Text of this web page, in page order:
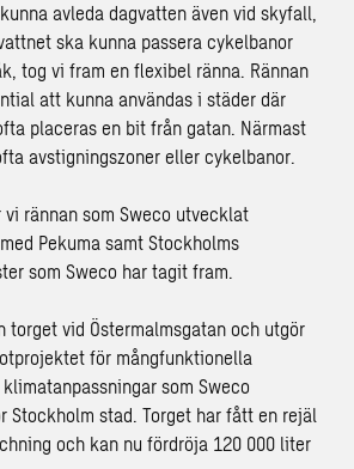
avleda dagvatten även vid skyfall,
ska kunna passera cykelbanor
tog vi fram en flexibel ränna. Rännan
att kunna användas i städer där
placeras en bit från gatan. Närmast
avstigningszoner eller cykelbanor.
vi rännan som Sweco utvecklat
Pekuma samt Stockholms
som Sweco har tagit fram.
torget vid Östermalmsgatan och utgör
för mångfunktionella
som Sweco
Stockholm stad. Torget har fått en rejäl
och kan nu fördröja 120 000 liter